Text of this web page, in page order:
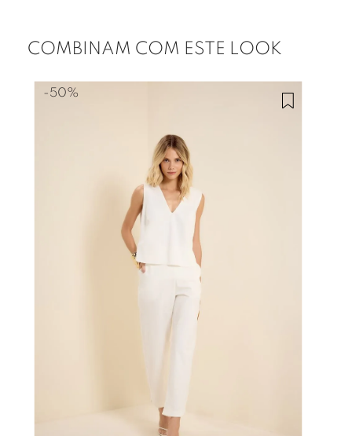
COMBINAM COM ESTE LOOK
-50%